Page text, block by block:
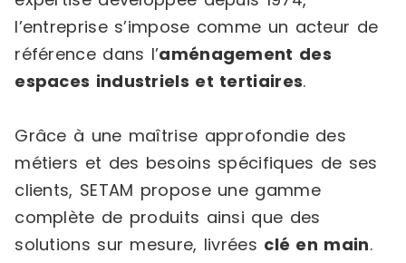
l’entreprise s’impose comme un acteur de
référence dans l’aménagement des
espaces industriels et tertiaires.
Grâce à une maîtrise approfondie des
métiers et des besoins spécifiques de ses
clients, SETAM propose une gamme
complète de produits ainsi que des
solutions sur mesure, livrées clé en main.